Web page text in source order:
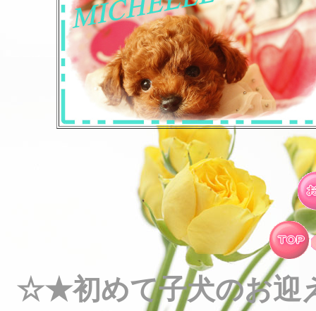
☆★初めて子犬のお迎